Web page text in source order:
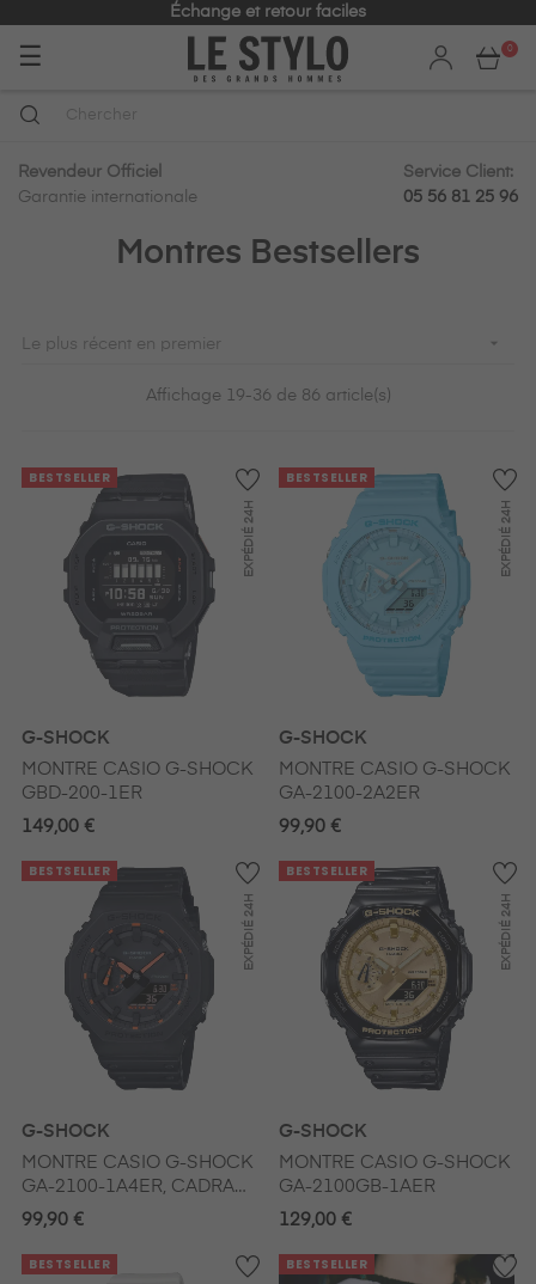
Échange et retour faciles
Basculer
navigation
☰ 0
Revendeur Officiel
Garantie internationale
Service Client:
05 56 81 25 96
Montres Bestsellers
Le plus récent en premier 
Affichage 19-36 de 86 article(s)
BESTSELLER
EXPÉDIÉ
24H
G-SHOCK
MONTRE CASIO G-SHOCK
GBD-200-1ER
149,00 €
BESTSELLER
EXPÉDIÉ
24H
G-SHOCK
MONTRE CASIO G-SHOCK
GA-2100-2A2ER
99,90 €
BESTSELLER
EXPÉDIÉ
24H
G-SHOCK
MONTRE CASIO G-SHOCK
GA-2100-1A4ER, CADRAN
NOIR, AIGUILLES ET INDEX
99,90 €
BESTSELLER
EXPÉDIÉ
24H
G-SHOCK
MONTRE CASIO G-SHOCK
GA-2100GB-1AER
129,00 €
BESTSELLER BESTSELLER